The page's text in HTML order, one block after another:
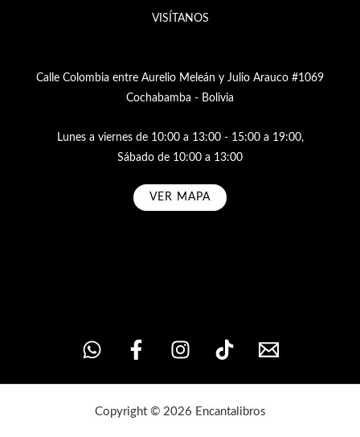
VISÍTANOS
Calle Colombia entre Aurelio Meleán y Julio Arauco #1069
Cochabamba - Bolivia
Lunes a viernes de 10:00 a 13:00 - 15:00 a 19:00,
Sábado de 10:00 a 13:00
VER MAPA
Copyright © 2026 Encantalibros